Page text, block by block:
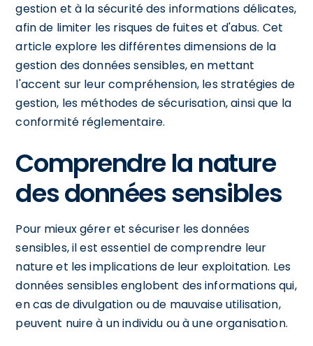
gestion et à la sécurité des informations délicates,
afin de limiter les risques de fuites et d'abus. Cet
article explore les différentes dimensions de la
gestion des données sensibles, en mettant
l'accent sur leur compréhension, les stratégies de
gestion, les méthodes de sécurisation, ainsi que la
conformité réglementaire.
Comprendre la nature
des données sensibles
Pour mieux gérer et sécuriser les données
sensibles, il est essentiel de comprendre leur
nature et les implications de leur exploitation. Les
données sensibles englobent des informations qui,
en cas de divulgation ou de mauvaise utilisation,
peuvent nuire à un individu ou à une organisation.